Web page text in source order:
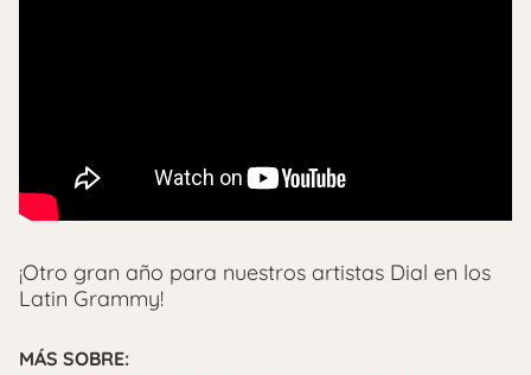
¡Otro gran año para nuestros artistas Dial en los
Latin Grammy!
MÁS SOBRE: